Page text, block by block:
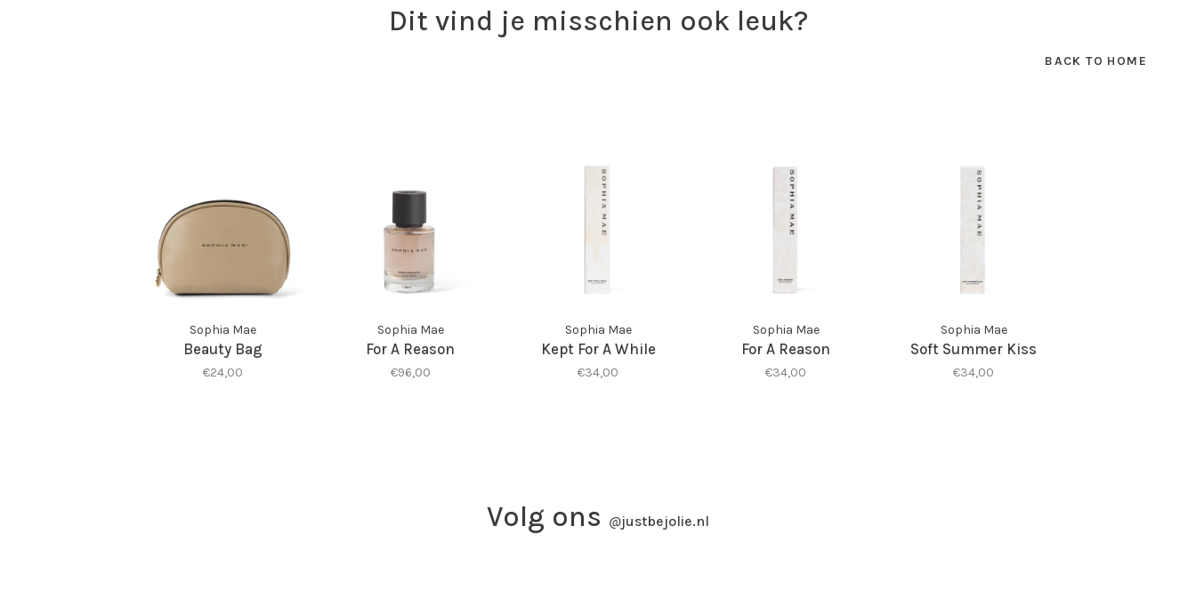
Dit vind je misschien ook leuk?
BACK TO HOME
Sophia Mae
Beauty Bag
€24,00
Sophia Mae
For A Reason
€96,00
Sophia Mae
Kept For A While
€34,00
Sophia Mae
For A Reason
€34,00
Sophia Mae
Soft Summer Kiss
€34,00
Volg ons @justbejolie.nl